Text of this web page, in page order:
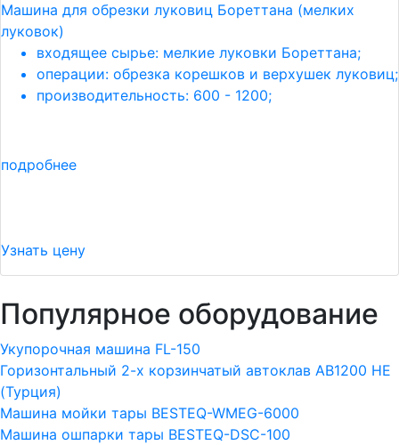
Машина для обрезки луковиц Бореттана (мелких
луковок)
входящее сырье: мелкие луковки Бореттана;
операции: обрезка корешков и верхушек луковиц;
производительность: 600 - 1200;
подробнее
Узнать цену
Популярное оборудование
Укупорочная машина FL-150
Горизонтальный 2-х корзинчатый автоклав АВ1200 HE
(Турция)
Машина мойки тары BESTEQ-WMEG-6000
Машина ошпарки тары BESTEQ-DSC-100